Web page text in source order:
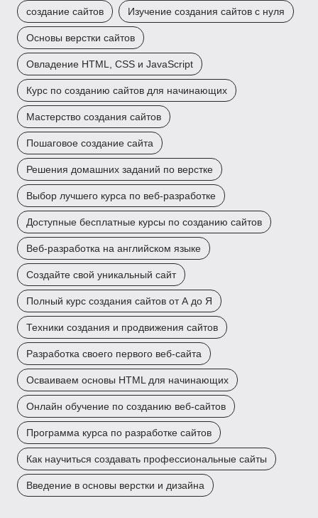
создание сайтов Изучение создания сайтов с нуля
Основы верстки сайтов
Овладение HTML, CSS и JavaScript
Курс по созданию сайтов для начинающих
Мастерство создания сайтов
Пошаговое создание сайта
Решения домашних заданий по верстке
Выбор лучшего курса по веб-разработке
Доступные бесплатные курсы по созданию сайтов
Веб-разработка на английском языке
Создайте свой уникальный сайт
Полный курс создания сайтов от А до Я
Техники создания и продвижения сайтов
Разработка своего первого веб-сайта
Осваиваем основы HTML для начинающих
Онлайн обучение по созданию веб-сайтов
Программа курса по разработке сайтов
Как научиться создавать профессиональные сайты
Введение в основы верстки и дизайна